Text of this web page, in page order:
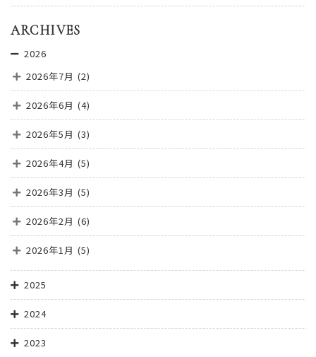
ARCHIVES
2026
2026年7月 (2)
2026年6月 (4)
2026年5月 (3)
2026年4月 (5)
2026年3月 (5)
2026年2月 (6)
2026年1月 (5)
2025
2024
2023